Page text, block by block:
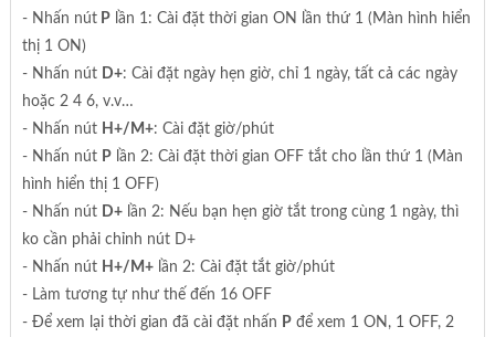
- Nhấn nútPlần 1: Cài đặt thời gian ON lần thứ 1 (Màn hình hiển
thị 1 ON)
- Nhấn nút D+: Cài đặt ngày hẹn giờ, chỉ 1 ngày, tất cả các ngày
hoặc 2 4 6, v.v…
- Nhấn nút H+/M+: Cài đặt giờ/phút
- Nhấn nút Plần 2: Cài đặt thời gian OFF tắt cho lần thứ 1 (Màn
hình hiển thị 1 OFF)
- Nhấn nút D+lần 2: Nếu bạn hẹn giờ tắt trong cùng 1 ngày, thì
ko cần phải chỉnh nút D+
- Nhấn nút H+/M+lần 2: Cài đặt tắt giờ/phút
- Làm tương tự như thế đến 16 OFF
- Để xem lại thời gian đã cài đặt nhấn Pđể xem 1 ON, 1 OFF, 2